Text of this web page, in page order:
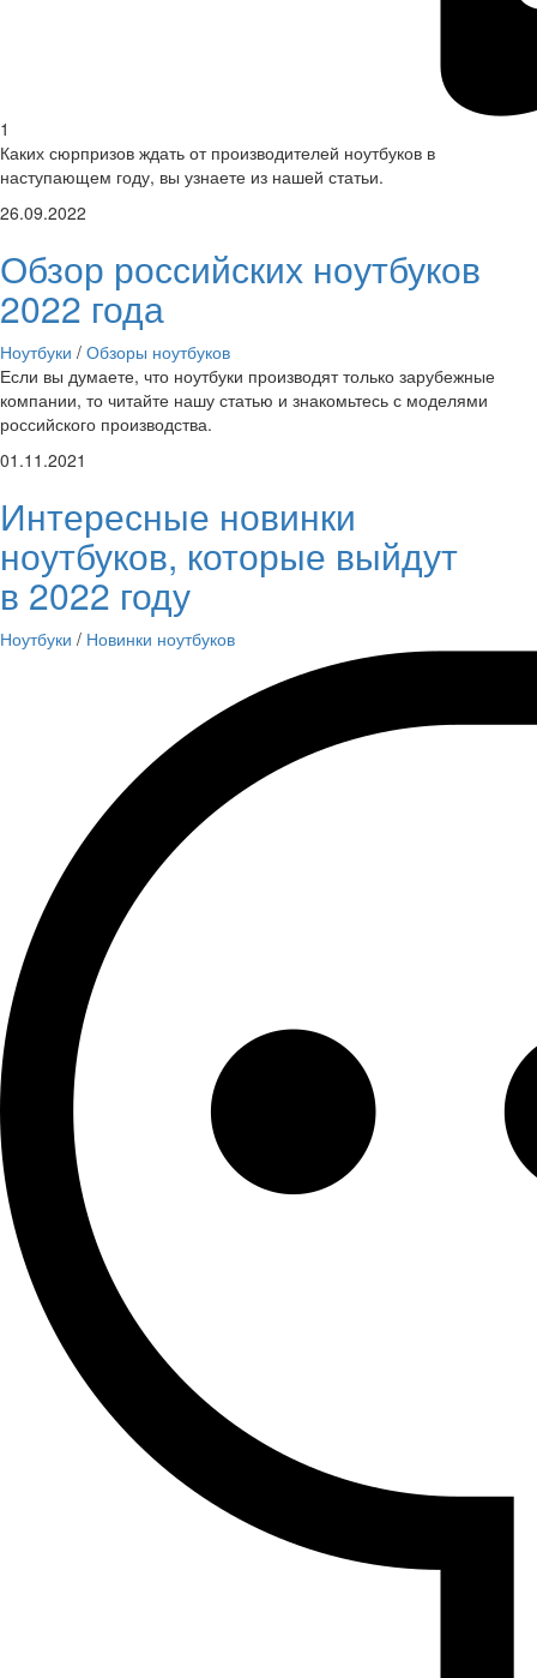
1
Каких сюрпризов ждать от производителей ноутбуков в
наступающем году, вы узнаете из нашей статьи.
26.09.2022
Обзор российских ноутбуков
2022 года
Ноутбуки / Обзоры ноутбуков
Если вы думаете, что ноутбуки производят только зарубежные
компании, то читайте нашу статью и знакомьтесь с моделями
российского производства.
01.11.2021
Интересные новинки
ноутбуков, которые выйдут
в 2022 году
Ноутбуки / Новинки ноутбуков